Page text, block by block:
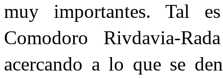
muy importantes. Tal
Comodoro Rivdavia-
acercando a lo que se